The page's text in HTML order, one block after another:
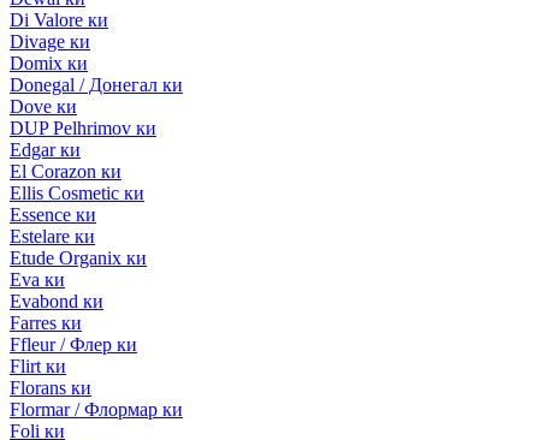
Di Valore ки
Divage ки
Domix ки
Donegal / Донегал ки
Dove ки
DUP Pelhrimov ки
Edgar ки
El Corazon ки
Ellis Cosmetic ки
Essence ки
Estelare ки
Etude Organix ки
Eva ки
Evabond ки
Farres ки
Ffleur / Флер ки
Flirt ки
Florans ки
Flormar / Флормар ки
Foli ки